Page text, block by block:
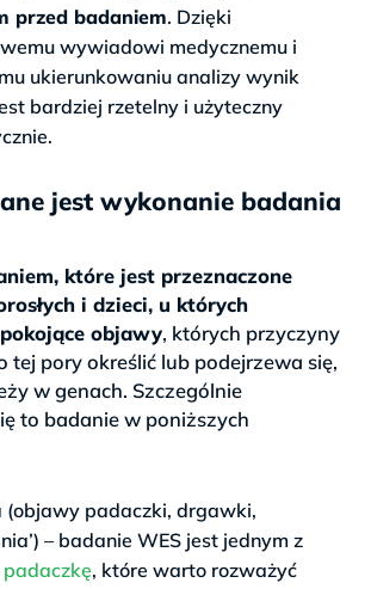
przed badaniem. Dzięki
wywiadowi medycznemu i
ukierunkowaniu analizy wynik
bardziej rzetelny i użyteczny
jest wykonanie badania
które jest przeznaczone
i dzieci, u których
objawy, których przyczyny
tej pory określić lub podejrzewa się,
w genach. Szczególnie
to badanie w poniższych
(objawy padaczki, drgawki,
– badanie WES jest jednym z
, które warto rozważyć